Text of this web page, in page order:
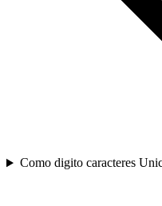
Como digito caracteres